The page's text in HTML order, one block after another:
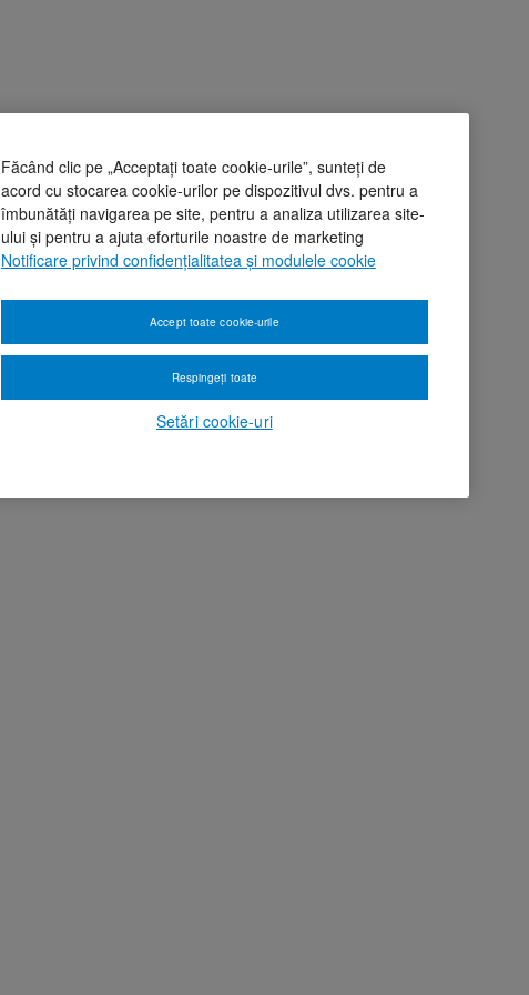
Făcând clic pe „Acceptați toate cookie-urile”, sunteți de
acord cu stocarea cookie-urilor pe dispozitivul dvs. pentru a
îmbunătăți navigarea pe site, pentru a analiza utilizarea site-
ului și pentru a ajuta eforturile noastre de marketing
Notificare privind confidențialitatea și modulele cookie
Setări cookie-uri
Respingeți toate
Accept toate cookie-urile